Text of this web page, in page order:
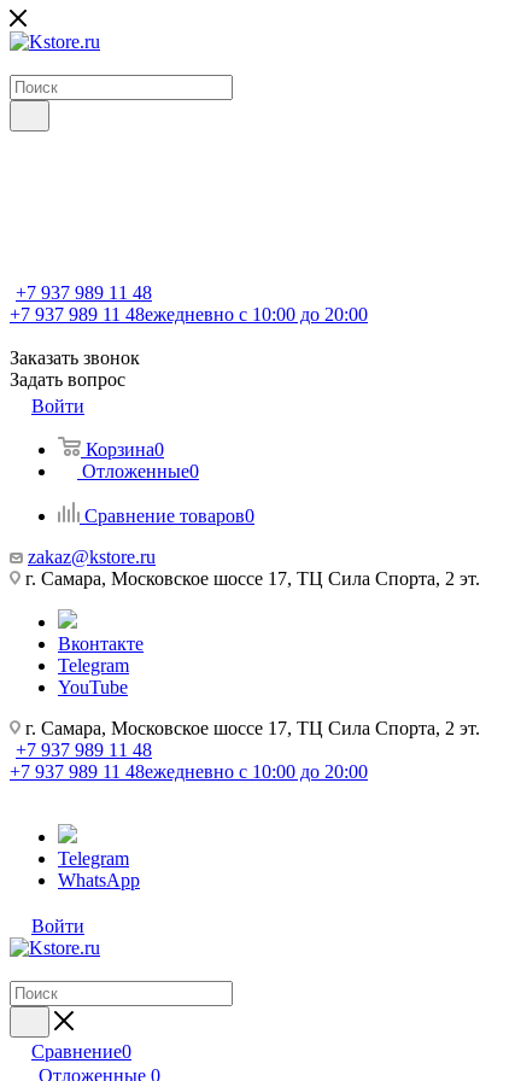
+7 937 989 11 48
+7 937 989 11 48ежедневно с 10:00 до 20:00
Заказать звонок
Задать вопрос
Войти
Корзина0
Отложенные0
Сравнение товаров0
zakaz@kstore.ru
г. Самара, Московское шоссе 17, ТЦ Сила Спорта, 2 эт.
Вконтакте
Telegram
YouTube
г. Самара, Московское шоссе 17, ТЦ Сила Спорта, 2 эт.
+7 937 989 11 48
+7 937 989 11 48ежедневно с 10:00 до 20:00
Telegram
WhatsApp
Войти
Сравнение0
Отложенные 0